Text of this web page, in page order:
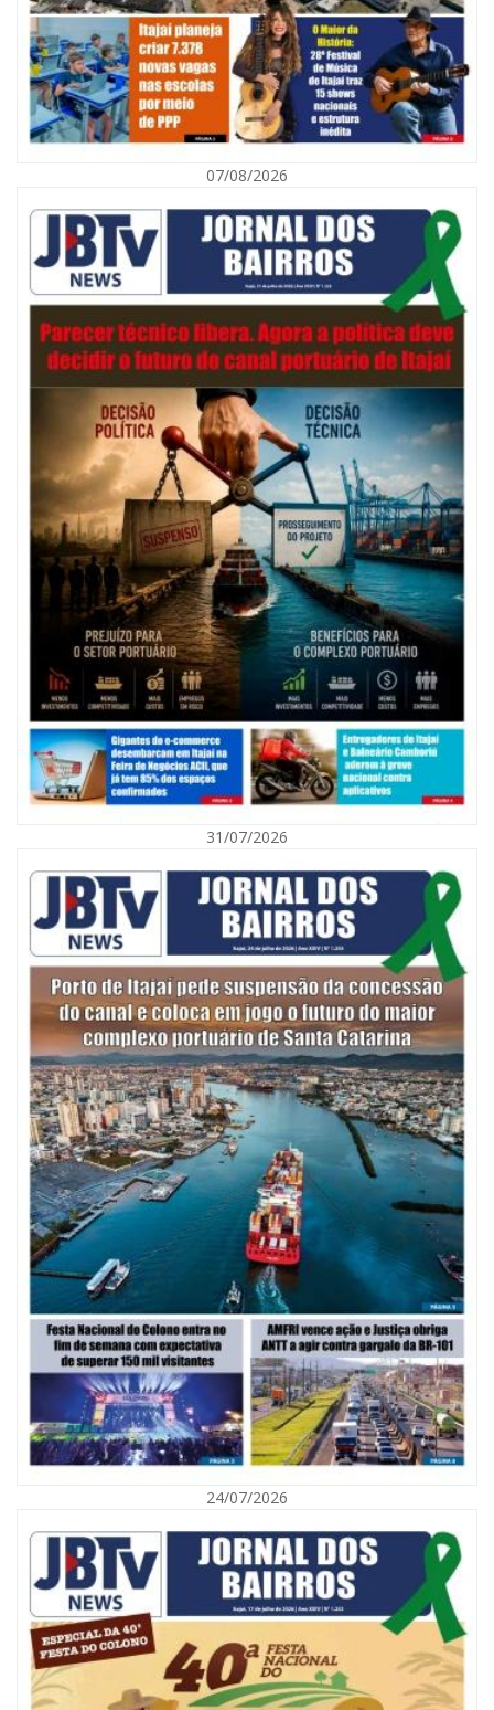
Navegantes celebra 64 anos com shows nacionais de Ferrugem, Banda
Morada e Chiquito & Bordoneio
ITAJAÍ
07/08/2026 | 07:00
Nem toda violência deixa marcas: conheça os sinais de alerta da
BALNEÁRIO CAMBORIÚ
07/08/2026 | 07:00
Saúde de BC promove mutirão de DIU e Implanon na UBS Municípios
neste sábado
POLÍTICA
07/08/2026
31/07/2026
24/07/2026